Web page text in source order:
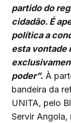
partido do
cidadão. É
política a
esta vontade
poder”. À
bandeira da
UNITA, pelo
Servir Angola,